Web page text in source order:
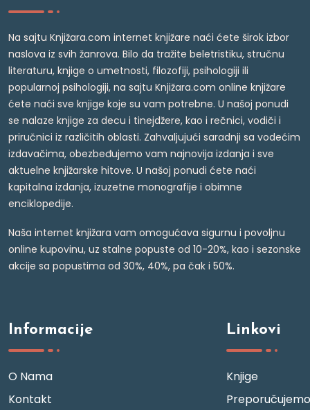
Na sajtu Knjižara.com internet knjižare naći ćete širok izbor
naslova iz svih žanrova. Bilo da tražite beletristiku, stručnu
literaturu, knjige o umetnosti, filozofiji, psihologiji ili
popularnoj psihologiji, na sajtu Knjižara.com online knjižare
ćete naći sve knjige koje su vam potrebne. U našoj ponudi
se nalaze knjige za decu i tinejdžere, kao i rečnici, vodiči i
priručnici iz različitih oblasti. Zahvaljujući saradnji sa vodećim
izdavačima, obezbeđujemo vam najnovija izdanja i sve
aktuelne knjižarske hitove. U našoj ponudi ćete naći
kapitalna izdanja, izuzetne monografije i obimne
enciklopedije.
Naša internet knjižara vam omogućava sigurnu i povoljnu
online kupovinu, uz stalne popuste od 10-20%, kao i sezonske
akcije sa popustima od 30%, 40%, pa čak i 50%.
Informacije
O Nama
Kontakt
Linkovi
Knjige
Preporučujemo